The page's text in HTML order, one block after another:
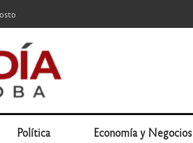
Política Economía y Negocios